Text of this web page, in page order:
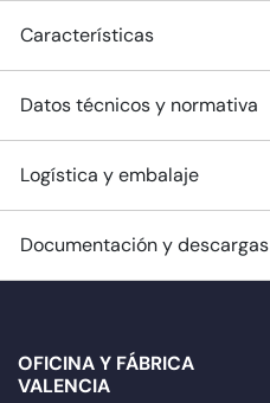
Características
Datos técnicos y normativa
Logística y embalaje
Documentación y descargas
OFICINA Y FÁBRICA
VALENCIA